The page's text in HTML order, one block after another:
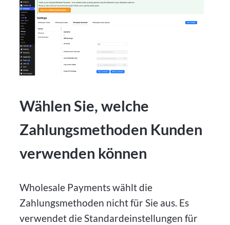
Wählen Sie, welche
Zahlungsmethoden Kunden
verwenden können
Wholesale Payments wählt die
Zahlungsmethoden nicht für Sie aus. Es
verwendet die Standardeinstellungen für